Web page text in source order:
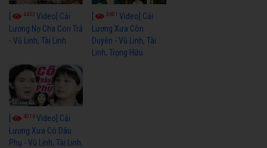
4433 Video] Cải
Lương Nợ Cha Con Trả
- Vũ Linh, Tài Linh
3601Video] Cải
Lương Xưa Còn
Duyên - Vũ Linh, Tài
Linh, Trọng Hữu
[ 4016Video] Cải
Lương Xưa Cô Dâu
Phụ - Vũ Linh, Tài Linh,